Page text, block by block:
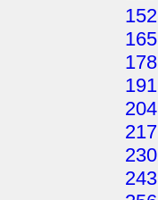
152
165
178
191
204
217
230
243